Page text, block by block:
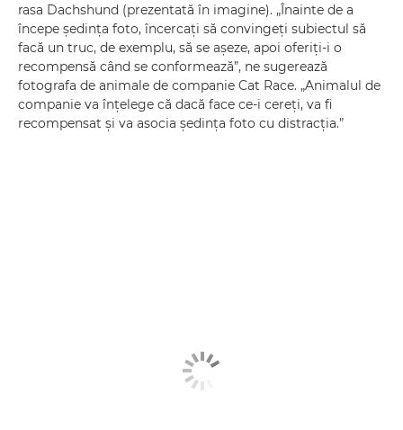
rasa Dachshund (prezentată în imagine). „Înainte de a
începe şedinţa foto, încercaţi să convingeţi subiectul să
facă un truc, de exemplu, să se aşeze, apoi oferiţi-i o
recompensă când se conformează”, ne sugerează
fotografa de animale de companie Cat Race. „Animalul de
companie va înţelege că dacă face ce-i cereţi, va fi
recompensat şi va asocia şedinţa foto cu distracţia.”